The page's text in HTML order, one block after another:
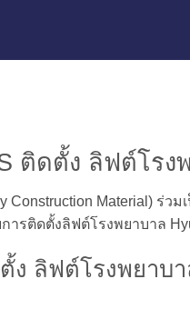
ติดตั้ง ลิฟต์โร
Construction Material)
ารติดตั้งลิฟต์โรงพยาบาล
ง ลิฟต์โรงพยาบา